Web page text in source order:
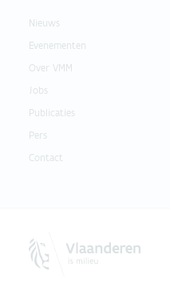
Nieuws
Evenementen
Over VMM
Jobs
Publicaties
Pers
Contact